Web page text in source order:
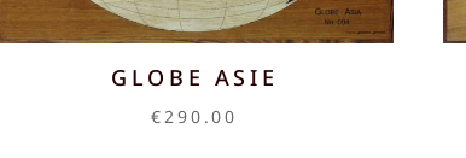
GLOBE ASIE
€290.00